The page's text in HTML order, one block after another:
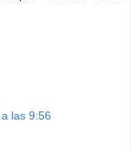
las 9:56